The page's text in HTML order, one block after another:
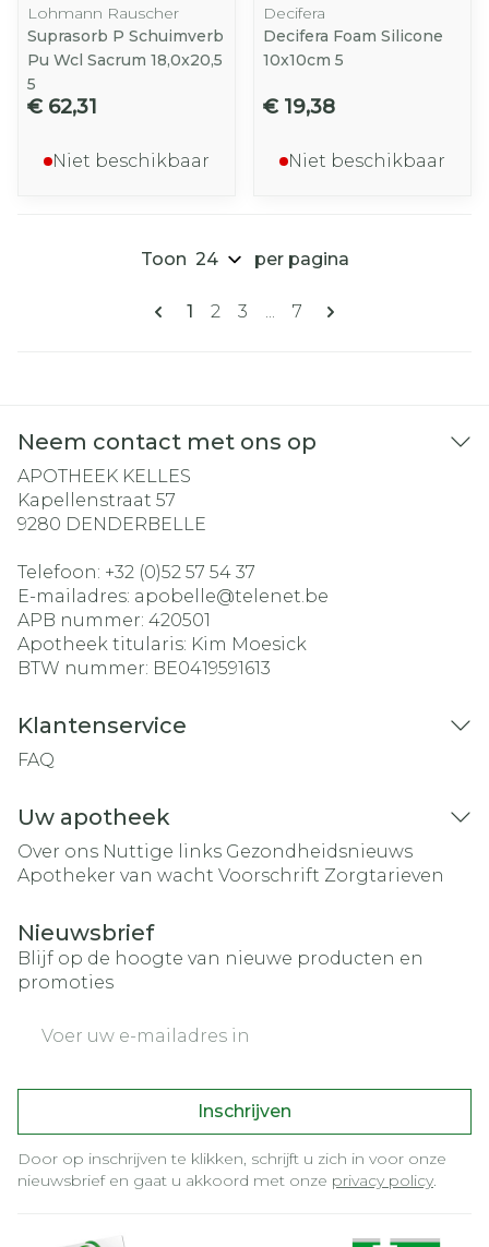
Lohmann Rauscher
Suprasorb P Schuimverb
Pu Wcl Sacrum 18,0x20,5
5
€ 62,31
Niet beschikbaar
Decifera
Decifera Foam Silicone
10x10cm 5
€ 19,38
Niet beschikbaar
Pagina's
U lees momenteel pagina
1 Pagina
2 Pagina
3 ... Pagina
7
Toon per pagina
Neem contact met ons op
APOTHEEK KELLES
Kapellenstraat 57
9280 DENDERBELLE
Telefoon: +32 (0)52 57 54 37
E-mailadres: apobelle@telenet.be
APB nummer: 420501
Apotheek titularis: Kim Moesick
BTW nummer: BE0419591613
Klantenservice
FAQ
Uw apotheek
Over ons Nuttige links Gezondheidsnieuws
Apotheker van wacht Voorschrift Zorgtarieven
Nieuwsbrief
Blijf op de hoogte van nieuwe producten en
promoties
Inschrijven
Door op inschrijven te klikken, schrijft u zich in voor onze
nieuwsbrief en gaat u akkoord met onze privacy policy.